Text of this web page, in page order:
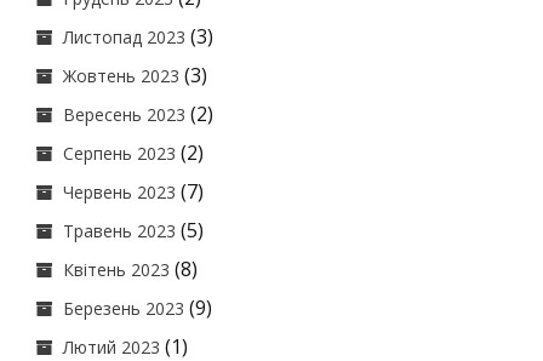
Листопад 2023 (3)
Жовтень 2023 (3)
Вересень 2023 (2)
Серпень 2023 (2)
Червень 2023 (7)
Травень 2023 (5)
Квітень 2023 (8)
Березень 2023 (9)
Лютий 2023 (1)